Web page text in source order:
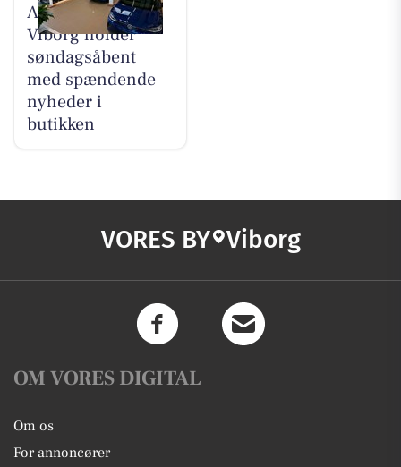
Autocentralen
Viborg holder
søndagsåbent
med spændende
nyheder i
butikken
VORES BY Viborg
OM VORES DIGITAL
Om os
For annoncører